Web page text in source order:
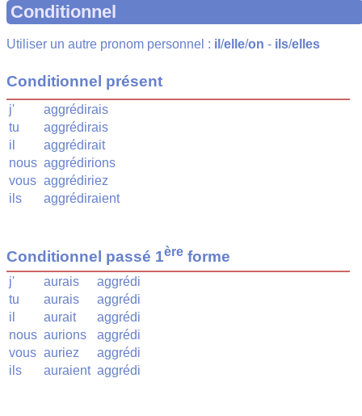
Conditionnel
Utiliser un autre pronom personnel : il /elle/on - ils/elles
Conditionnel présent
j'
aggrédirais
tu
aggrédirais
il
aggrédirait
nous aggrédirions
vous aggrédiriez
ils
aggrédiraient
Conditionnel passé 1ère forme
j' aurais
aggrédi
tu
aurais
aggrédi
il
aurait
aggrédi
nous aurions
aggrédi
vous auriez
aggrédi
ils
auraient aggrédi